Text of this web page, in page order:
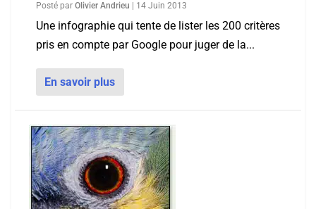
Posté par Olivier Andrieu 14 Juin 2013
Une infographie qui tente de lister les 200 critères
pris en compte par Google pour juger de la...
En savoir plus